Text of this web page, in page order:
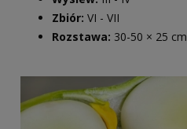
Zbiór: VI - VII
Rozstawa: 30-50 × 25 cm